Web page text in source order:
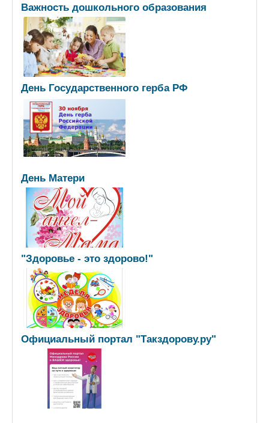
Важность дошкольного образования
День Государственного герба РФ
День Матери
"Здоровье - это здорово!"
Официальный портал "Такздорову.ру"